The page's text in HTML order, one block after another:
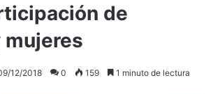
de
mujeres
12/2018 0 159 1 minuto de lectura